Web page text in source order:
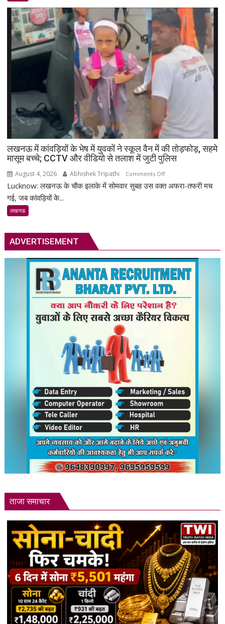
शांतिपूर्ण
आंदोलन:
आखिर
क्यों
सड़क
युवा,
क्या
हैं
उनकी
मांगें?
लखनऊ में कांवड़ियों के भेष में युवकों ने स्कूल वैन में की तोड़फोड़, सहमे
मासूम बच्चे; CCTV और वीडियो से तलाश में जुटी पुलिस
August 4, 2026 Abhishek Tripathi Comments Offon
लखनऊ
युवकों
ने
स्कूल
वैन
में
की
तोड़फोड़,
से
पुलिस
Lucknow: लखनऊ के चौक इलाके में सोमवार सुबह उस वक्त अफरा-तफरी मच
गई, जब कांवड़ियों के...
लखनऊ
ADVERTISEMENT
ताजा समाचार